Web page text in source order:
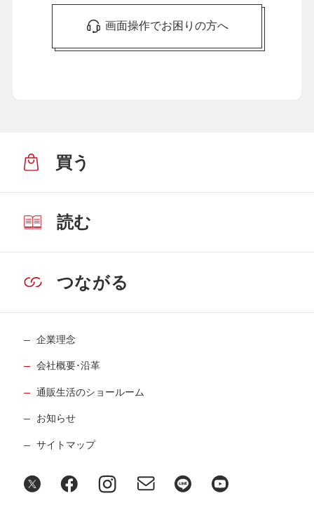
画面操作でお困りの方へ
買う
読む
つながる
企業理念
会社概要･沿革
通販生活のショールーム
お知らせ
サイトマップ